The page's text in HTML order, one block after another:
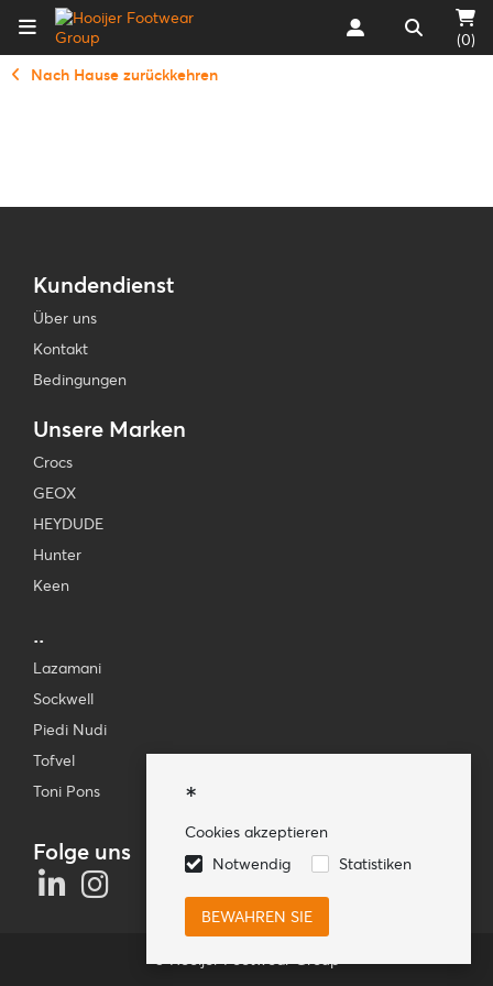
*
Cookies akzeptieren
Notwendig
Statistiken
(0)
Nach Hause zurückkehren
Kundendienst
Über uns
Kontakt
Bedingungen
Unsere Marken
Crocs
GEOX
HEYDUDE
Hunter
Keen
..
Lazamani
Sockwell
Piedi Nudi
Tofvel
Toni Pons
Folge uns
© Hooijer Footwear Group